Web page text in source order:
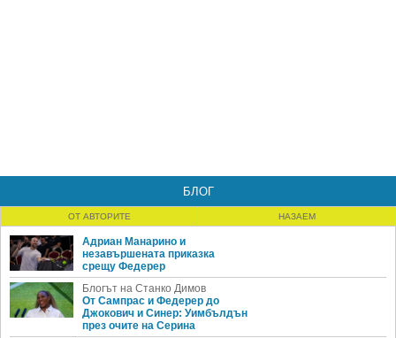
БЛОГ
ОТ АВТОРИТЕ НАЗАЕМ
Адриан Манарино и
незавършената приказка
срещу Федерер
Блогът на Станко Димов
От Сампрас и Федерер до
Джокович и Синер: Уимбълдън
през очите на Серина